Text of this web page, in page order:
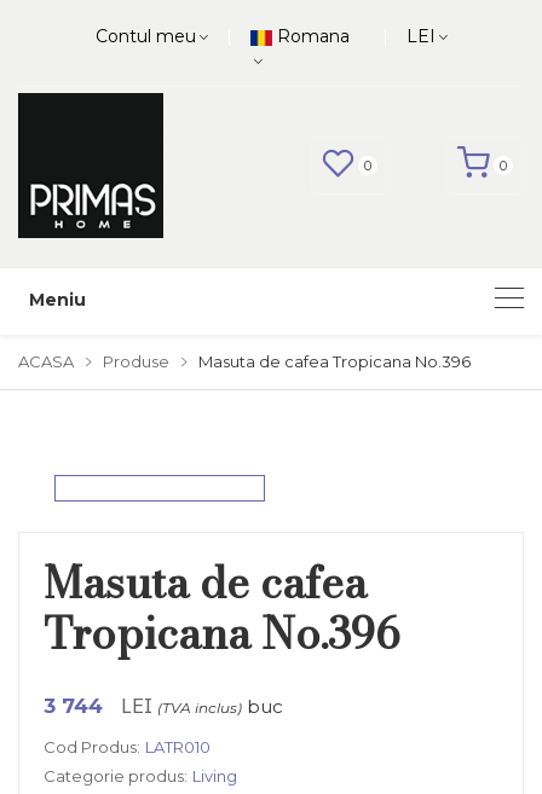
Contul meu Romana LEI
0 0
Meniu
ACASA Produse Masuta de cafea Tropicana No.396
Masuta de cafea
Tropicana No.396
3 744 LEI (TVA inclus) buc
Cod Produs: LATR010
Categorie produs: Living